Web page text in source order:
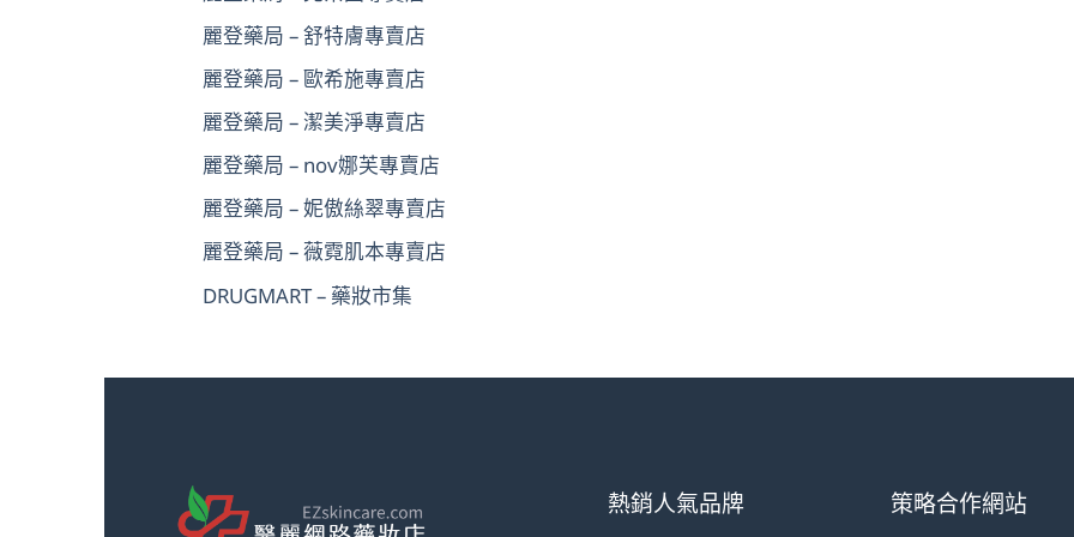
麗登藥局 – 舒特膚專賣店
麗登藥局 – 歐希施專賣店
麗登藥局 – 潔美淨專賣店
麗登藥局 – nov娜芙專賣店
麗登藥局 – 妮傲絲翠專賣店
麗登藥局 – 薇霓肌本專賣店
DRUGMART – 藥妝市集
熱銷人氣品牌 策略合作網站